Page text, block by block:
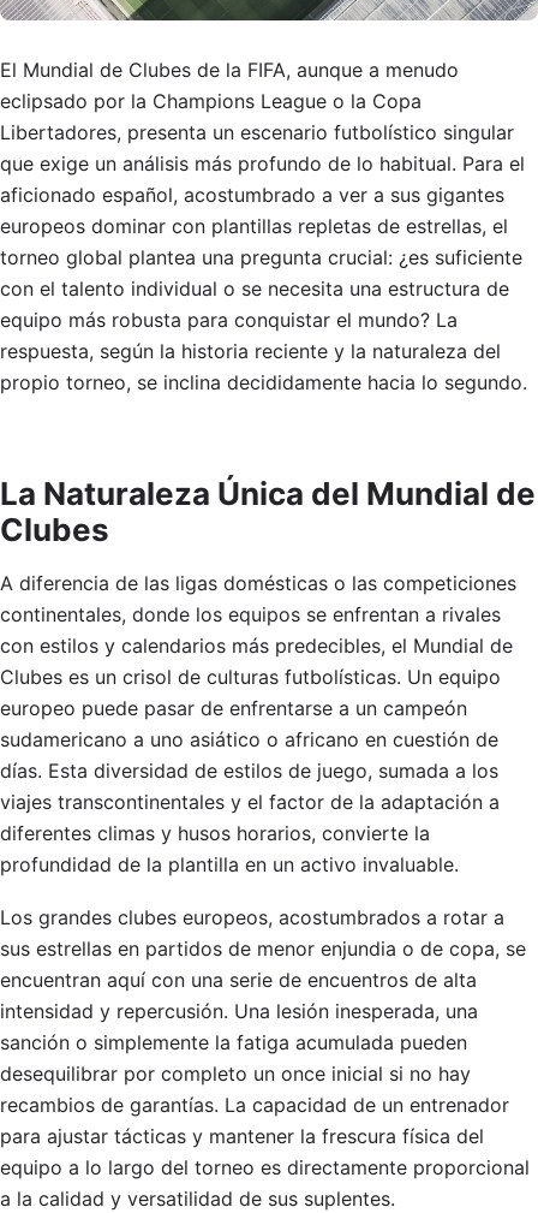
El Mundial de Clubes de la FIFA, aunque a menudo
eclipsado por la Champions League o la Copa
Libertadores, presenta un escenario futbolístico singular
que exige un análisis más profundo de lo habitual. Para el
aficionado español, acostumbrado a ver a sus gigantes
europeos dominar con plantillas repletas de estrellas, el
torneo global plantea una pregunta crucial: ¿es suficiente
con el talento individual o se necesita una estructura de
equipo más robusta para conquistar el mundo? La
respuesta, según la historia reciente y la naturaleza del
propio torneo, se inclina decididamente hacia lo segundo.
La Naturaleza Única del Mundial de
Clubes
A diferencia de las ligas domésticas o las competiciones
continentales, donde los equipos se enfrentan a rivales
con estilos y calendarios más predecibles, el Mundial de
Clubes es un crisol de culturas futbolísticas. Un equipo
europeo puede pasar de enfrentarse a un campeón
sudamericano a uno asiático o africano en cuestión de
días. Esta diversidad de estilos de juego, sumada a los
viajes transcontinentales y el factor de la adaptación a
diferentes climas y husos horarios, convierte la
profundidad de la plantilla en un activo invaluable.
Los grandes clubes europeos, acostumbrados a rotar a
sus estrellas en partidos de menor enjundia o de copa, se
encuentran aquí con una serie de encuentros de alta
intensidad y repercusión. Una lesión inesperada, una
sanción o simplemente la fatiga acumulada pueden
desequilibrar por completo un once inicial si no hay
recambios de garantías. La capacidad de un entrenador
para ajustar tácticas y mantener la frescura física del
equipo a lo largo del torneo es directamente proporcional
a la calidad y versatilidad de sus suplentes.